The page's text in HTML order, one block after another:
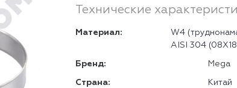
Технические
Материал:
W4
AISI 304
Бренд: Mega
Страна: Китай